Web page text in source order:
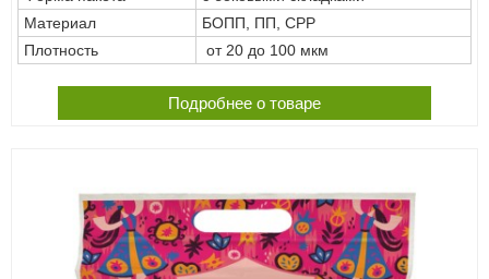
Материал
БОПП, ПП, СРР
Плотность
от 20 до 100 мкм
Подробнее о товаре